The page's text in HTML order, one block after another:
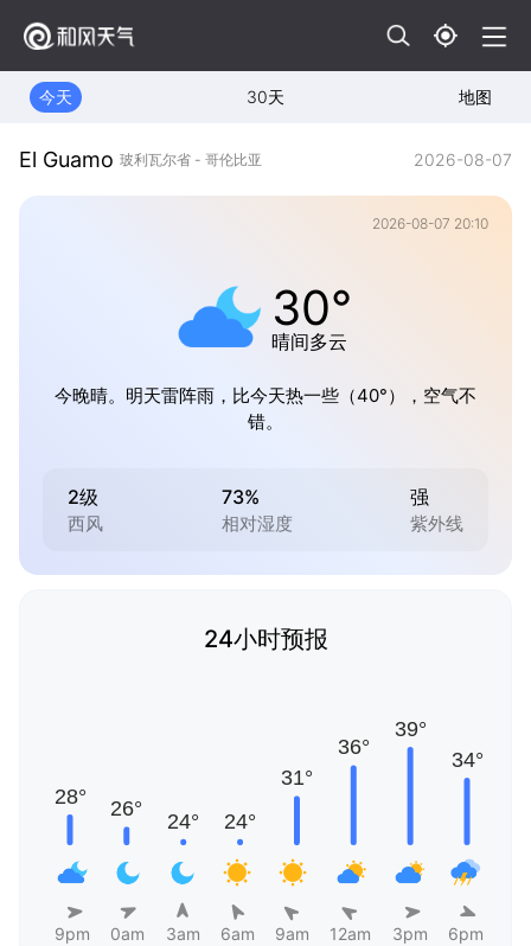
今天 30天 地图
El Guamo 玻利瓦尔省 - 哥伦比亚 2026-08-07
2026-08-07 20:10
30°
晴间多云
今晚晴。明天雷阵雨，比今天热一些（40°），空气不
错。
2级
西风
73%
相对湿度
强
紫外线
24小时预报
9pm 0am 3am 6am 9am 12am 3pm 6pm